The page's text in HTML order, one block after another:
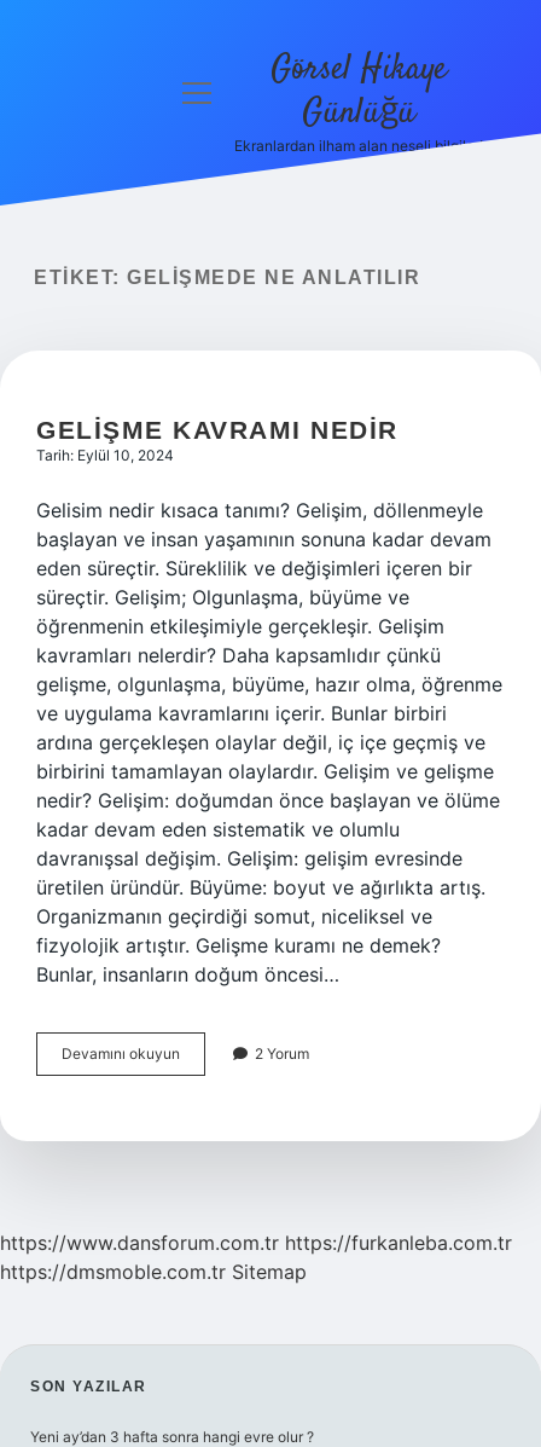
menüyü
Görsel Hikaye
Günlüğü
Ekranlardan ilham alan neşeli bilgiler!
ETIKET: GELIŞMEDE NE ANLATILIR
GELIŞME KAVRAMI NEDIR
Tarih: Eylül 10, 2024
Gelisim nedir kısaca tanımı? Gelişim, döllenmeyle
başlayan ve insan yaşamının sonuna kadar devam
eden süreçtir. Süreklilik ve değişimleri içeren bir
süreçtir. Gelişim; Olgunlaşma, büyüme ve
öğrenmenin etkileşimiyle gerçekleşir. Gelişim
kavramları nelerdir? Daha kapsamlıdır çünkü
gelişme, olgunlaşma, büyüme, hazır olma, öğrenme
ve uygulama kavramlarını içerir. Bunlar birbiri
ardına gerçekleşen olaylar değil, iç içe geçmiş ve
birbirini tamamlayan olaylardır. Gelişim ve gelişme
nedir? Gelişim: doğumdan önce başlayan ve ölüme
kadar devam eden sistematik ve olumlu
davranışsal değişim. Gelişim: gelişim evresinde
üretilen üründür. Büyüme: boyut ve ağırlıkta artış.
Organizmanın geçirdiği somut, niceliksel ve
fizyolojik artıştır. Gelişme kuramı ne demek?
Bunlar, insanların doğum öncesi…
Devamını okuyun
Kavramı
2 Yorum
https://www.dansforum.com.tr https://furkanleba.com.tr
https://dmsmoble.com.tr Sitemap
SIDEBAR
SON YAZILAR
Yeni ay’dan 3 hafta sonra hangi evre olur ?